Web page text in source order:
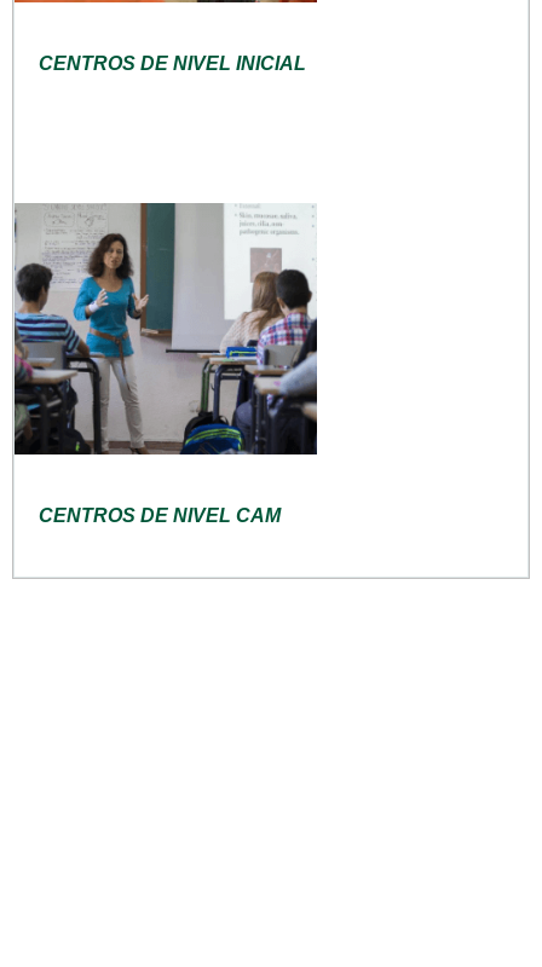
CENTROS DE NIVEL INICIAL
CENTROS DE NIVEL CAM